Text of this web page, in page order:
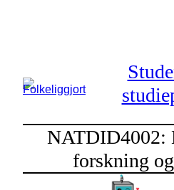
NATDID4002:
forskning